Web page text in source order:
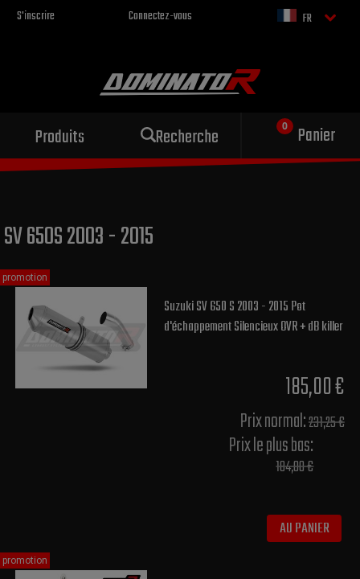
S'inscrire Connectez-vous FR
Produits Recherche Panier
Échappement sportif
pour votre moto
SV 650S 2003 - 2015
Suzuki SV 650 S 2003 - 2015 Pot
d'échappement Silencieux OVR + dB killer
185,00 €
Prix normal​:231,25 €
Prix le plus bas:
184,00 €
AU PANIER
promotion
promotion